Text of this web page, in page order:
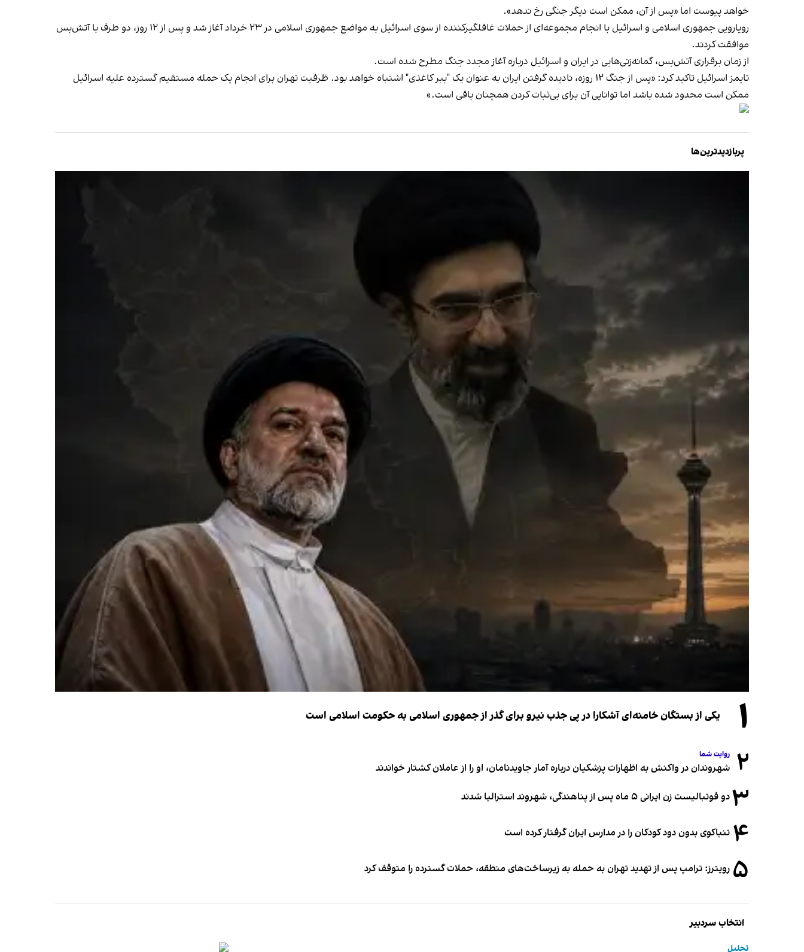
خواهد پیوست اما «پس از آن، ممکن است دیگر جنگی رخ ندهد».
رویارویی جمهوری اسلامی و اسرائیل با انجام مجموعه‌ای از حملات غافلگیرکننده از سوی اسرائیل به مواضع جمهوری اسلامی در ۲۳ خرداد آغاز شد و پس از ۱۲ روز، دو طرف با آتش‌بس
موافقت کردند.
از زمان برقراری آتش‌بس، گمانه‌زنی‌هایی در ایران و اسرائیل درباره آغاز مجدد جنگ مطرح شده است.
تایمز اسرائیل تاکید کرد: «پس از جنگ ۱۲ روزه، نادیده گرفتن ایران به عنوان یک "ببر کاغذی" اشتباه خواهد بود. ظرفیت تهران برای انجام یک حمله مستقیم گسترده علیه اسرائیل
ممکن است محدود شده باشد اما توانایی آن برای بی‌ثبات کردن همچنان باقی است.»
پربازدیدترین‌ها
۱ یکی از بستگان خامنه‌ای آشکارا در پی جذب نیرو برای گذر از جمهوری اسلامی به حکومت اسلامی است
۲ روایت شما
شهروندان در واکنش به اظهارات پزشکیان درباره آمار جاویدنامان، او را از عاملان کشتار خواندند
۳دو فوتبالیست زن ایرانی ۵ ماه پس از پناهندگی، شهروند استرالیا شدند
۴ تنباکوی بدون دود کودکان را در مدارس ایران گرفتار کرده است
۵ رویترز: ترامپ پس از تهدید تهران به حمله به زیرساخت‌های منطقه، حملات گسترده را متوقف کرد
انتخاب سردبیر
تحلیل